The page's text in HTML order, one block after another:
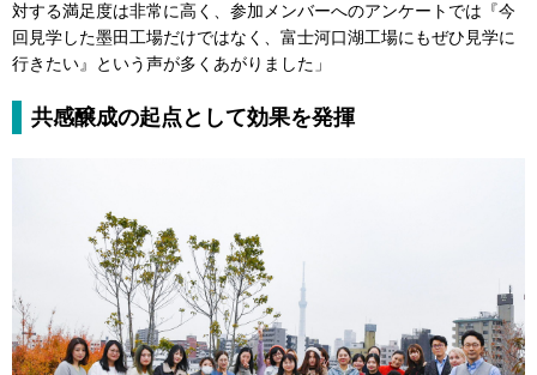
対する満足度は非常に高く、参加メンバーへのアンケートでは『今
回見学した墨田工場だけではなく、富士河口湖工場にもぜひ見学に
行きたい』という声が多くあがりました」
共感醸成の起点として効果を発揮